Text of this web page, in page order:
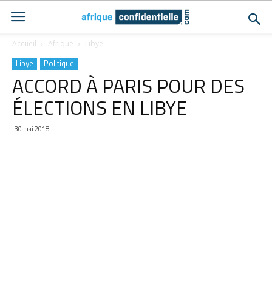
Accueil Afrique Libye
Libye Politique
ACCORD À PARIS POUR DES
ÉLECTIONS EN LIBYE
30 mai 2018